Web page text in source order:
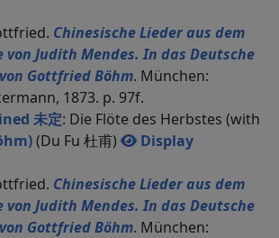
Chinesische Lieder aus dem
von Judith Mendes. In das Deutsche
Gottfried Böhm. München:
1873. p. 97f.
未定: Die Flöte des Herbstes (with
(Du Fu 杜甫)
Display
Chinesische Lieder aus dem
von Judith Mendes. In das Deutsche
Gottfried Böhm. München: